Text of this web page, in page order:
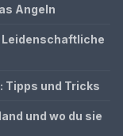
Angeln
Tipps und Tricks
und wo du sie